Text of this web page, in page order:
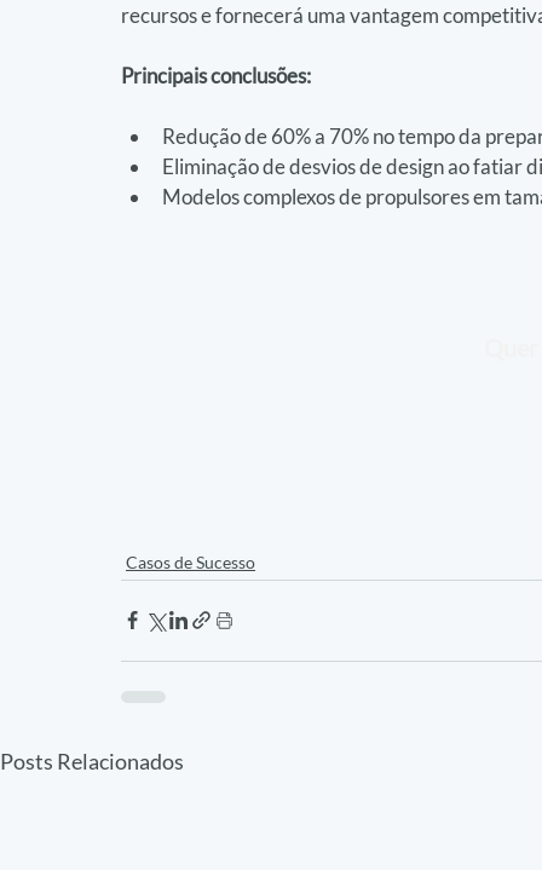
recursos e fornecerá uma vantagem
Principais conclusões:
Redução de 60% a 70% no tempo da
Eliminação de desvios de design ao fatiar
Modelos complexos de propulsores em
Casos de Sucesso
Posts Relacionados